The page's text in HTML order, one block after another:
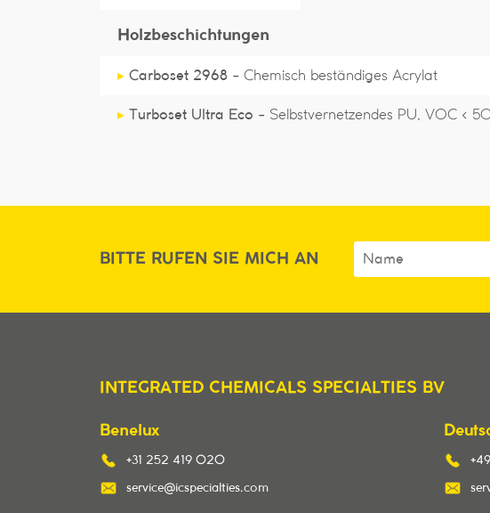
Holzbeschichtungen
▸ Carboset 2968 - Chemisch beständiges Acrylat
▸ Turboset Ultra Eco - Selbstvernetzendes PU, VOC <
BITTE RUFEN SIE MICH AN
INTEGRATED CHEMICALS SPECIALTIES BV
Benelux
+31 252 419 020
service@icspecialties.com